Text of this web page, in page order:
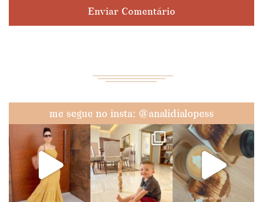
me segue no insta: @analidialopess